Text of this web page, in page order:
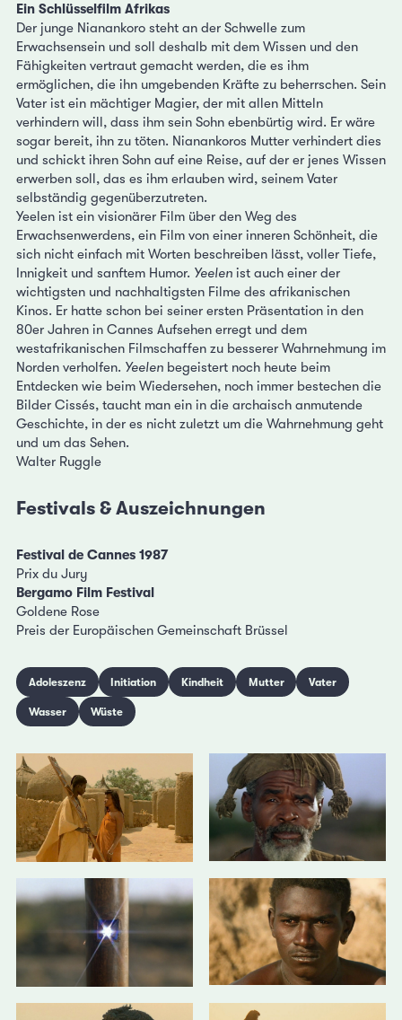
Ein Schlüsselfilm Afrikas
Der junge Nianankoro steht an der Schwelle zum
Erwachsensein und soll deshalb mit dem Wissen und den
Fähigkeiten vertraut gemacht werden, die es ihm
ermöglichen, die ihn umgebenden Kräfte zu beherrschen. Sein
Vater ist ein mächtiger Magier, der mit allen Mitteln
verhindern will, dass ihm sein Sohn ebenbürtig wird. Er wäre
sogar bereit, ihn zu töten. Nianankoros Mutter verhindert dies
und schickt ihren Sohn auf eine Reise, auf der er jenes Wissen
erwerben soll, das es ihm erlauben wird, seinem Vater
selbständig gegenüberzutreten.
Yeelen ist ein visionärer Film über den Weg des
Erwachsenwerdens, ein Film von einer inneren Schönheit, die
sich nicht einfach mit Worten beschreiben lässt, voller Tiefe,
Innigkeit und sanftem Humor. Yeelen ist auch einer der
wichtigsten und nachhaltigsten Filme des afrikanischen
Kinos. Er hatte schon bei seiner ersten Präsentation in den
80er Jahren in Cannes Aufsehen erregt und dem
westafrikanischen Filmschaffen zu besserer Wahrnehmung im
Norden verholfen. Yeelen begeistert noch heute beim
Entdecken wie beim Wiedersehen, noch immer bestechen die
Bilder Cissés, taucht man ein in die archaisch anmutende
Geschichte, in der es nicht zuletzt um die Wahrnehmung geht
und um das Sehen.
Walter Ruggle
Festivals & Auszeichnungen
Festival de Cannes 1987
Prix du Jury
Bergamo Film Festival
Goldene Rose
Preis der Europäischen Gemeinschaft Brüssel
Adoleszenz Initiation Kindheit Mutter Vater
Wasser Wüste